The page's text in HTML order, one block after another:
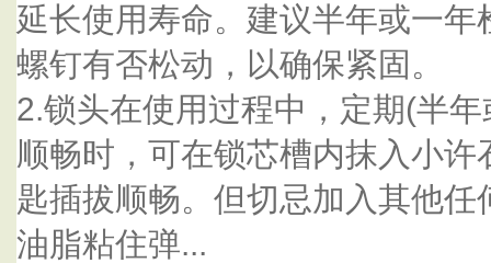
延长使用寿命。建议半年或一
螺钉有否松动，以确保紧固。
2.锁头在使用过程中，定期(半
顺畅时，可在锁芯槽内抹入小
匙插拔顺畅。但切忌加入其他
油脂粘住弹...